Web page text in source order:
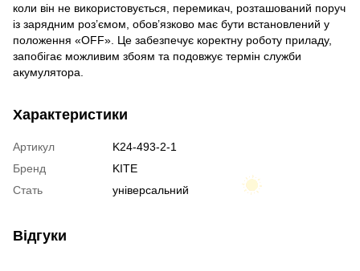
коли він не використовується, перемикач, розташований поруч
із зарядним роз’ємом, обов’язково має бути встановлений у
положення «OFF». Це забезпечує коректну роботу приладу,
запобігає можливим збоям та подовжує термін служби
акумулятора.
Характеристики
Артикул
K24-493-2-1
Бренд
KITE
Стать
універсальний
Відгуки